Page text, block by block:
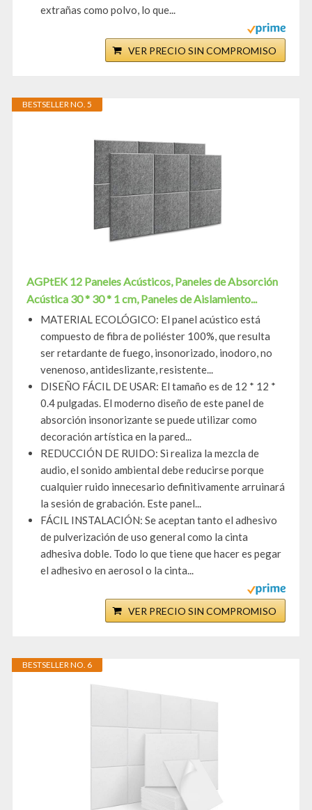
extrañas como polvo, lo que...
VER PRECIO SIN COMPROMISO
BESTSELLER NO. 5
AGPtEK 12 Paneles Acústicos, Paneles de Absorción
Acústica 30 * 30 * 1 cm, Paneles de Aislamiento...
MATERIAL ECOLÓGICO: El panel acústico está
compuesto de fibra de poliéster 100%, que resulta
ser retardante de fuego, insonorizado, inodoro, no
venenoso, antideslizante, resistente...
DISEÑO FÁCIL DE USAR: El tamaño es de 12 * 12 *
0.4 pulgadas. El moderno diseño de este panel de
absorción insonorizante se puede utilizar como
decoración artística en la pared...
REDUCCIÓN DE RUIDO: Si realiza la mezcla de
audio, el sonido ambiental debe reducirse porque
cualquier ruido innecesario definitivamente arruinará
la sesión de grabación. Este panel...
FÁCIL INSTALACIÓN: Se aceptan tanto el adhesivo
de pulverización de uso general como la cinta
adhesiva doble. Todo lo que tiene que hacer es pegar
el adhesivo en aerosol o la cinta...
VER PRECIO SIN COMPROMISO
BESTSELLER NO. 6